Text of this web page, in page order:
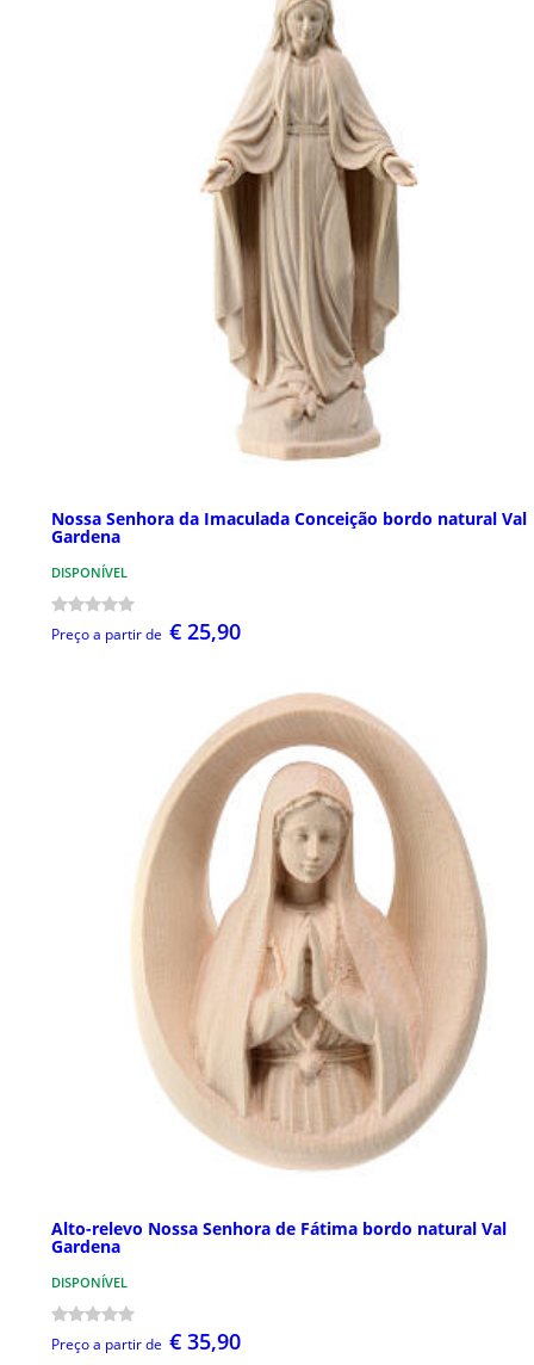
Nossa Senhora da Imaculada Conceição bordo natural Val
Gardena
DISPONÍVEL
Preço a partir de € 25,90
Alto-relevo Nossa Senhora de Fátima bordo natural Val
Gardena
DISPONÍVEL
Preço a partir de € 35,90